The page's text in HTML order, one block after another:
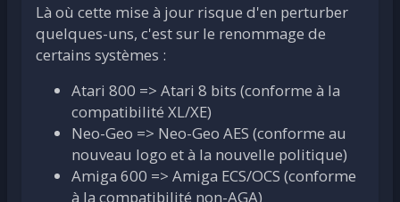
Là où cette mise à jour risque d'en perturber
quelques-uns, c'est sur le renommage de
certains systèmes :
Atari 800 => Atari 8 bits (conforme à la
compatibilité XL/XE)
Neo-Geo => Neo-Geo AES (conforme au
nouveau logo et à la nouvelle politique)
Amiga 600 => Amiga ECS/OCS (conforme
à la compatibilité non-AGA)